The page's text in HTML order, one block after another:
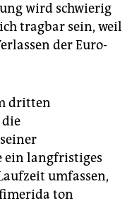
wird schwierig
tragbar sein, weil
der Euro-
dritten
ein langfristiges
umfassen,
ton